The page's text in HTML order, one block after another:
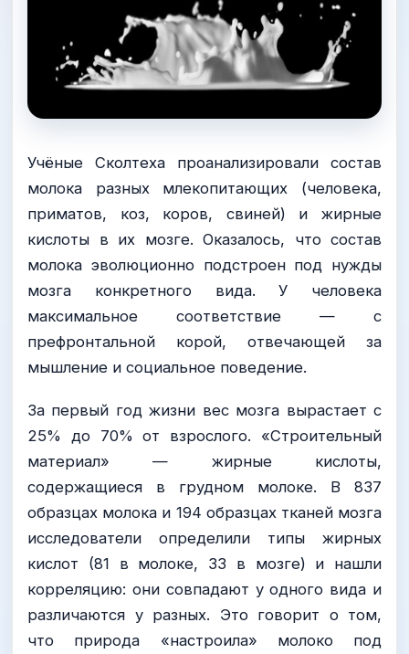
Учёные Сколтеха проанализировали состав
молока разных млекопитающих (человека,
приматов, коз, коров, свиней) и жирные
кислоты в их мозге. Оказалось, что состав
молока эволюционно подстроен под нужды
мозга конкретного вида. У человека
максимальное соответствие — с
префронтальной корой, отвечающей за
мышление и социальное поведение.
За первый год жизни вес мозга вырастает с
25% до 70% от взрослого. «Строительный
материал» — жирные кислоты,
содержащиеся в грудном молоке. В 837
образцах молока и 194 образцах тканей мозга
исследователи определили типы жирных
кислот (81 в молоке, 33 в мозге) и нашли
корреляцию: они совпадают у одного вида и
различаются у разных. Это говорит о том,
что природа «настроила» молоко под